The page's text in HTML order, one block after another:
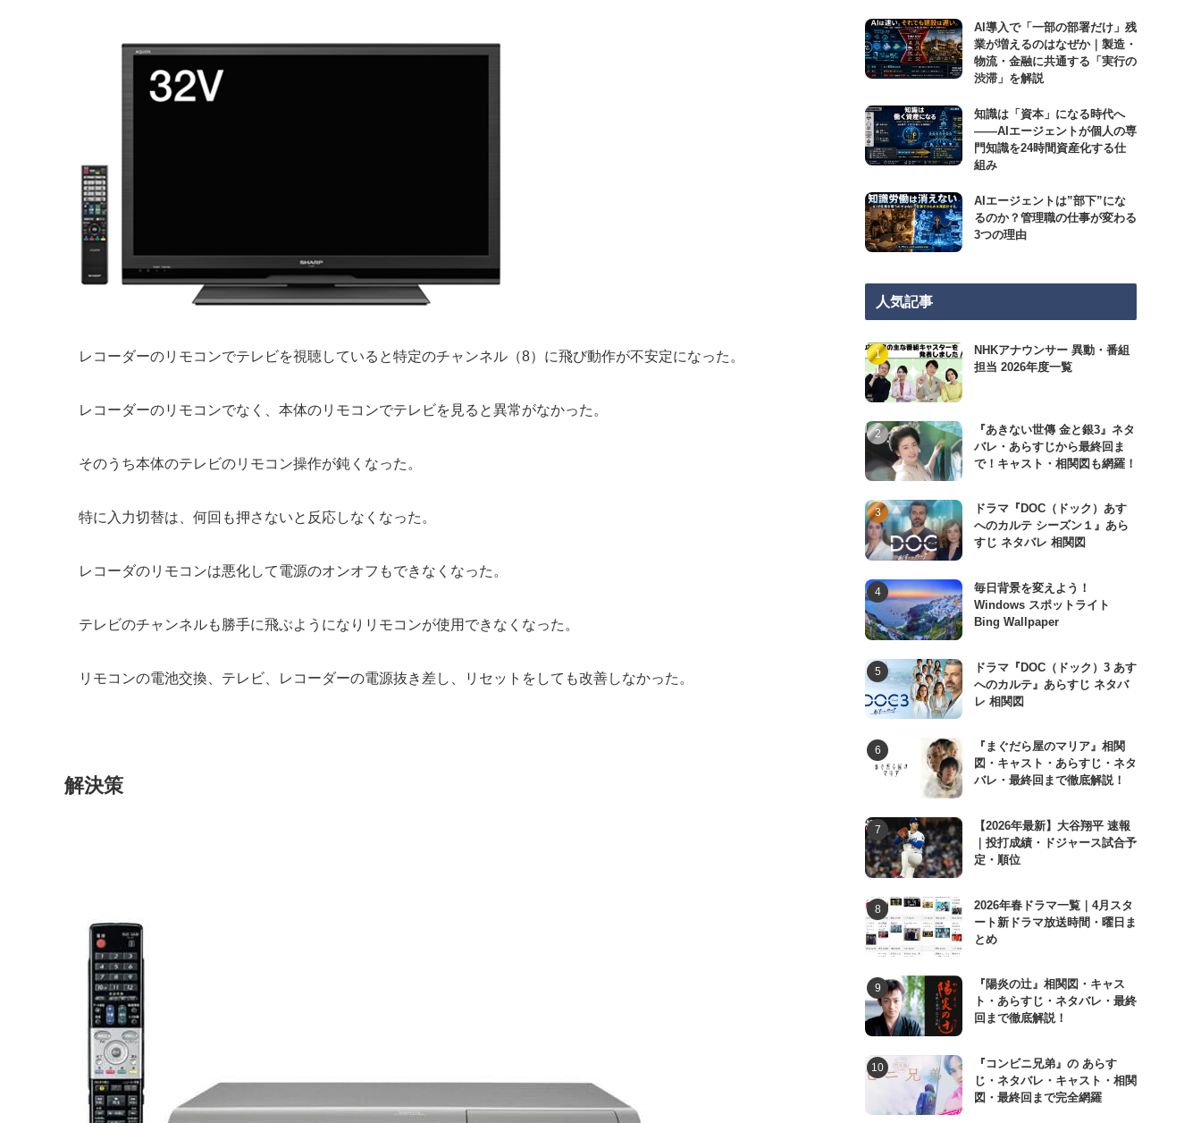
レコーダーのリモコンでテレビを視聴していると特定のチャンネル（8）に飛び動作が不安定になった。
レコーダーのリモコンでなく、本体のリモコンでテレビを見ると異常がなかった。
そのうち本体のテレビのリモコン操作が鈍くなった。
特に入力切替は、何回も押さないと反応しなくなった。
レコーダのリモコンは悪化して電源のオンオフもできなくなった。
テレビのチャンネルも勝手に飛ぶようになりリモコンが使用できなくなった。
リモコンの電池交換、テレビ、レコーダーの電源抜き差し、リセットをしても改善しなかった。
解決策
AI導入で「一部の部署だけ」残
業が増えるのはなぜか｜製造・
物流・金融に共通する「実行の
渋滞」を解説
知識は「資本」になる時代へ
——AIエージェントが個人の専
門知識を24時間資産化する仕
組み
AIエージェントは”部下”にな
るのか？管理職の仕事が変わる
3つの理由
人気記事
NHKアナウンサー 異動・番組
担当 2026年度一覧
『あきない世傳 金と銀3』ネタ
バレ・あらすじから最終回ま
で！キャスト・相関図も網羅！
ドラマ『DOC（ドック）あす
へのカルテ シーズン１』あら
すじ ネタバレ 相関図
毎日背景を変えよう！
Windows スポットライト
Bing Wallpaper
ドラマ『DOC（ドック）3 あす
へのカルテ』あらすじ ネタバ
レ 相関図
『まぐだら屋のマリア』相関
図・キャスト・あらすじ・ネタ
バレ・最終回まで徹底解説！
【2026年最新】大谷翔平 速報
｜投打成績・ドジャース試合予
定・順位
2026年春ドラマ一覧｜4月スタ
ート新ドラマ放送時間・曜日ま
とめ
『陽炎の辻』相関図・キャス
ト・あらすじ・ネタバレ・最終
回まで徹底解説！
『コンビニ兄弟』の あらす
じ・ネタバレ・キャスト・相関
図・最終回まで完全網羅